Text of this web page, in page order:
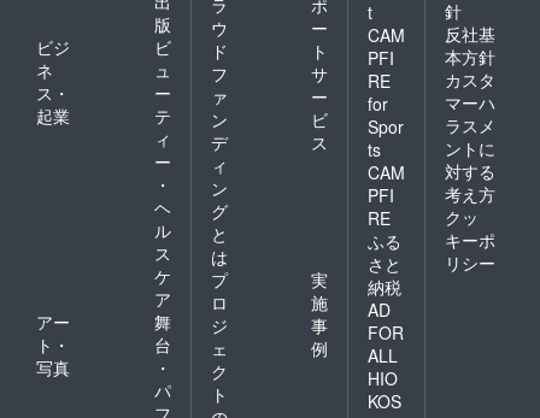
版
ビジ
ネ
ス・
起業
ビ
ュ
ー
テ
ィ
ー
・
ヘ
ル
ス
ケ
ア
アー
ト・
写真
舞
台
・
パ
ラ
ウ
ド
フ
ァ
ン
デ
ィ
ン
グ
と
は
ポ
ー
ト
サ
ー
ビ
ス
プ
ロ
ジ
ェ
ク
ト
実
施
事
例
t
CAM
PFI
RE
for
Spor
ts
CAM
PFI
RE
ふる
さと
納税
AD
FOR
ALL
HIO
KOS
針
反社基
本方針
カスタ
マーハ
ラスメ
ントに
対する
考え方
クッ
キーポ
リシー